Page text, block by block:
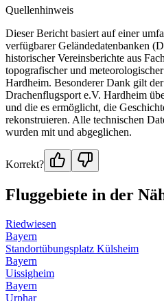
Quellenhinweis
Dieser Bericht basiert auf einer
verfügbarer Geländedatenbanken
historischer Vereinsberichte aus
topografischer und
Hardheim. Besonderer Dank gilt
Drachenflugsport e.V. Hardheim
und die es ermöglicht, die
rekonstruieren. Alle technischen
wurden mit und abgeglichen.
Korrekt?
Fluggebiete in der
Riedwiesen
Bayern
Standortübungsplatz Külsheim
Bayern
Uissigheim
Bayern
Urphar